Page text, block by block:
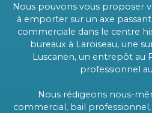
Nous pouvons vous proposer
à emporter sur un axe
commerciale dans le centre
bureaux à Laroiseau, une
Luscanen, un entrepôt au
professionnel
Nous rédigeons nous-
commercial, bail